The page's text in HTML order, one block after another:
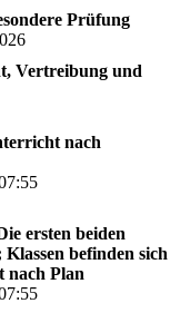
Prüfung
Vertreibung und
nach
ersten beiden
befinden sich
nach Plan